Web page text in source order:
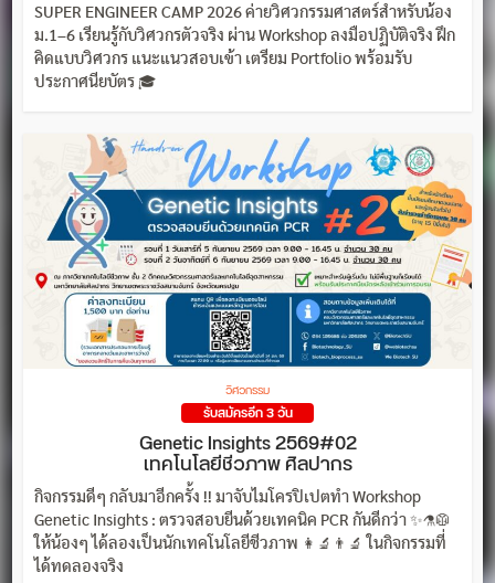
SUPER ENGINEER CAMP 2026 ค่ายวิศวกรรมศาสตร์สำหรับน้อง
ม.1–6 เรียนรู้กับวิศวกรตัวจริง ผ่าน Workshop ลงมือปฏิบัติจริง ฝึก
คิดแบบวิศวกร แนะแนวสอบเข้า เตรียม Portfolio พร้อมรับ
ประกาศนียบัตร 🎓
วิศวกรรม
รับสมัครอีก 3 วัน
Genetic Insights 2569#02
เทคโนโลยีชีวภาพ ศิลปากร
กิจกรรมดีๆ กลับมาอีกครั้ง !! มาจับไมโครปิเปตทำ Workshop
Genetic Insights : ตรวจสอบยีนด้วยเทคนิค PCR กันดีกว่า ✨⚗️🥼
ให้น้องๆ ได้ลองเป็นนักเทคโนโลยีชีวภาพ 👩‍🔬👨‍🔬 ในกิจกรรมที่
ได้ทดลองจริง